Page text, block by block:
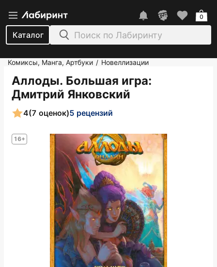
Каталог
0
Комиксы, Манга, Артбуки / Новеллизации
Аллоды. Большая игра:
Дмитрий Янковский
16+
4(7 оценок)5 рецензий